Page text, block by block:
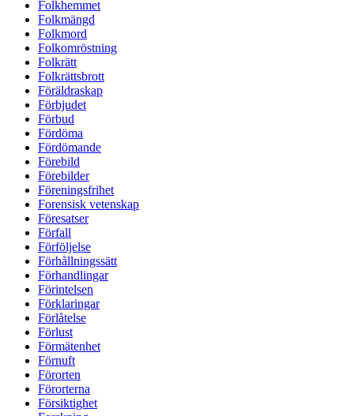
Folkhemmet
Folkmängd
Folkmord
Folkomröstning
Folkrätt
Folkrättsbrott
Föräldraskap
Förbjudet
Förbud
Fördöma
Fördömande
Förebild
Förebilder
Föreningsfrihet
Forensisk vetenskap
Föresatser
Förfall
Förföljelse
Förhållningssätt
Förhandlingar
Förintelsen
Förklaringar
Förlåtelse
Förlust
Förmätenhet
Förnuft
Förorten
Förorterna
Försiktighet